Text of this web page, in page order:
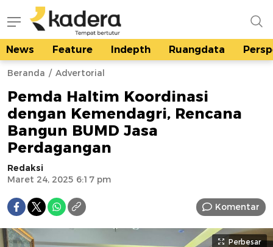
kadera.id
Tempat bertutur
News Feature Indepth Ruangdata
Beranda Advertorial
Pemda Haltim Koordinasi
dengan Kemendagri, Rencana
Bangun BUMD Jasa
Perdagangan
Redaksi
Maret 24, 2025 6:17 pm
Komentar
Perbesar